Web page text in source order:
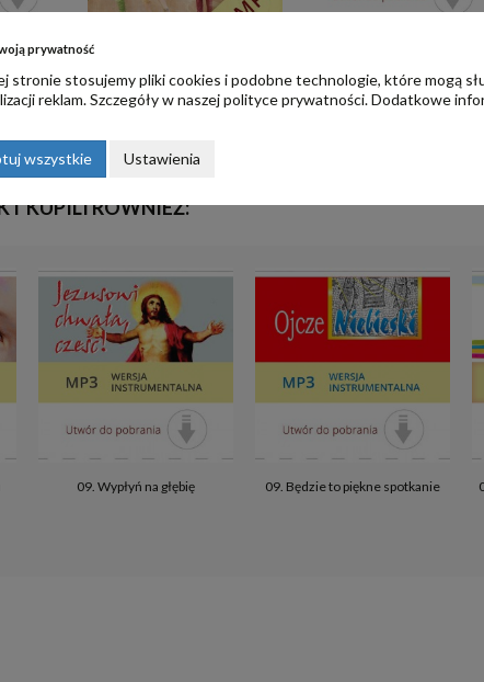
do
25,00 zł 5,00 zł
KUPILI RÓWNIEŻ:
09. Wypłyń na głębię 09. Będzie to piękne spotkanie
prywatność
stronie stosujemy pliki cookies i podobne technologie, które mogą
reklam. Szczegóły w naszejpolityce prywatności. Dodatkowe
wszystkie Ustawienia